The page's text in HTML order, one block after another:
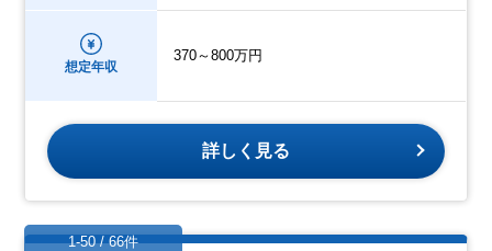
想定年収
370～800万円
詳しく見る
1-50 / 66件